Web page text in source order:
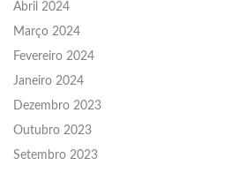
Abril 2024
Março 2024
Fevereiro 2024
Janeiro 2024
Dezembro 2023
Outubro 2023
Setembro 2023